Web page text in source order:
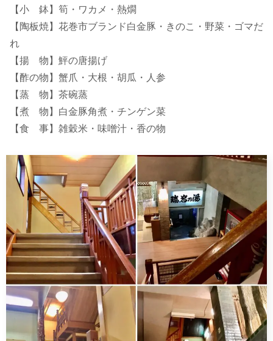
【小 鉢】筍・ワカメ・熱燗
【陶板焼】花巻市ブランド白金豚・きのこ・野菜・ゴマだ
れ
【揚 物】鮃の唐揚げ
【酢の物】蟹爪・大根・胡瓜・人参
【蒸 物】茶碗蒸
【煮 物】白金豚角煮・チンゲン菜
【食 事】雑穀米・味噌汁・香の物